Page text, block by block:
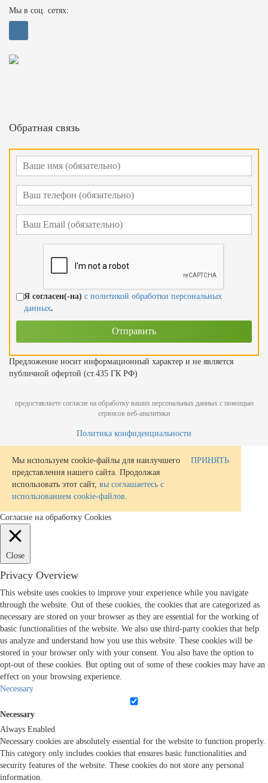
Мы в соц. сетях:
Обратная связь
Я согласен(-на) с политикой обработки персональных
данных.
Предложение носит информационный характер и не является
публичной офертой (ст.435 ГК РФ)
предоставляете согласие на обработку ваших персональных данных с помощью
сервисов веб-аналитики
Политика конфиденциальности
Мы используем cookie-файлы для наилучшего
представления нашего сайта. Продолжая
использовать этот сайт, вы соглашаетесь с
использованием cookie-файлов
ПРИНЯТЬ
Согласие на обработку Cookies
Close
Privacy Overview
This website uses cookies to improve your experience while you navigate
through the website. Out of these cookies, the cookies that are categorized as
necessary are stored on your browser as they are essential for the working of
basic functionalities of the website. We also use third-party cookies that help
us analyze and understand how you use this website. These cookies will be
stored in your browser only with your consent. You also have the option to
opt-out of these cookies. But opting out of some of these cookies may have an
effect on your browsing experience.
Necessary
Necessary
Always Enabled
Necessary cookies are absolutely essential for the website to function properly.
This category only includes cookies that ensures basic functionalities and
security features of the website. These cookies do not store any personal
information.